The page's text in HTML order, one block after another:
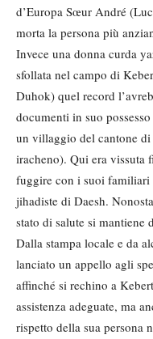
d’Europa Sœur André
morta la persona più
Invece una donna curda
sfollata nel campo di
Duhok) quel record
documenti in suo
un villaggio del cantone
iracheno). Qui era vissuta
fuggire con i suoi familiari
jihadiste di Daesh.
stato di salute si mantiene
Dalla stampa locale e da
lanciato un appello agli
affinché si rechino a
assistenza adeguate, ma
rispetto della sua persona